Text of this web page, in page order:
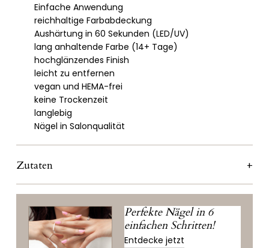
Einfache Anwendung
reichhaltige Farbabdeckung
Aushärtung in 60 Sekunden (LED/UV)
lang anhaltende Farbe (14+ Tage)
hochglänzendes Finish
leicht zu entfernen
vegan und HEMA-frei
keine Trockenzeit
langlebig
Nägel in Salonqualität
Zutaten
Perfekte Nägel in 6
einfachen Schritten!
Entdecke jetzt